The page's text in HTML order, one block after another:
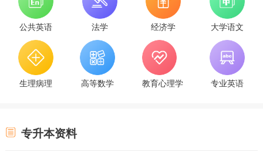
公共英语 法学 经济学 大学语文
生理病理 高等数学 教育心理学 专业英语
专升本资料